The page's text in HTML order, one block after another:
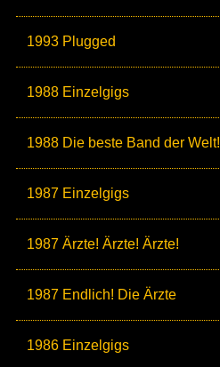
1993 Plugged
1988 Einzelgigs
1988 Die beste Band der Welt!
1987 Einzelgigs
1987 Ärzte! Ärzte! Ärzte!
1987 Endlich! Die Ärzte
1986 Einzelgigs